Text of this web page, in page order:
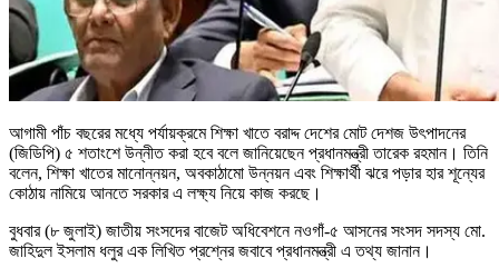
আগামী পাঁচ বছরের মধ্যে পর্যায়ক্রমে শিক্ষা খাতে বরাদ্দ দেশের মোট দেশজ উৎপাদনের
(জিডিপি) ৫ শতাংশে উন্নীত করা হবে বলে জানিয়েছেন প্রধানমন্ত্রী তারেক রহমান। তিনি
বলেন, শিক্ষা খাতের মানোন্নয়ন, অবকাঠামো উন্নয়ন এবং শিক্ষার্থী ঝরে পড়ার হার শূন্যের
কোঠায় নামিয়ে আনতে সরকার এ লক্ষ্য নিয়ে কাজ করছে।
বুধবার (৮ জুলাই) জাতীয় সংসদের বাজেট অধিবেশনে নওগাঁ-৫ আসনের সংসদ সদস্য মো.
জাহিদুল ইসলাম ধলুর এক লিখিত প্রশ্নের জবাবে প্রধানমন্ত্রী এ তথ্য জানান।